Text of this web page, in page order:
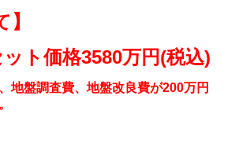
】
ト価格3580万円(税込)
地盤調査費、地盤改良費が200万円